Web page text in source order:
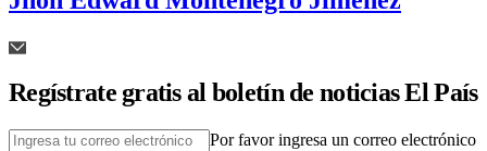
Regístrate gratis al boletín de noticias El País
Por favor ingresa un correo electrónico